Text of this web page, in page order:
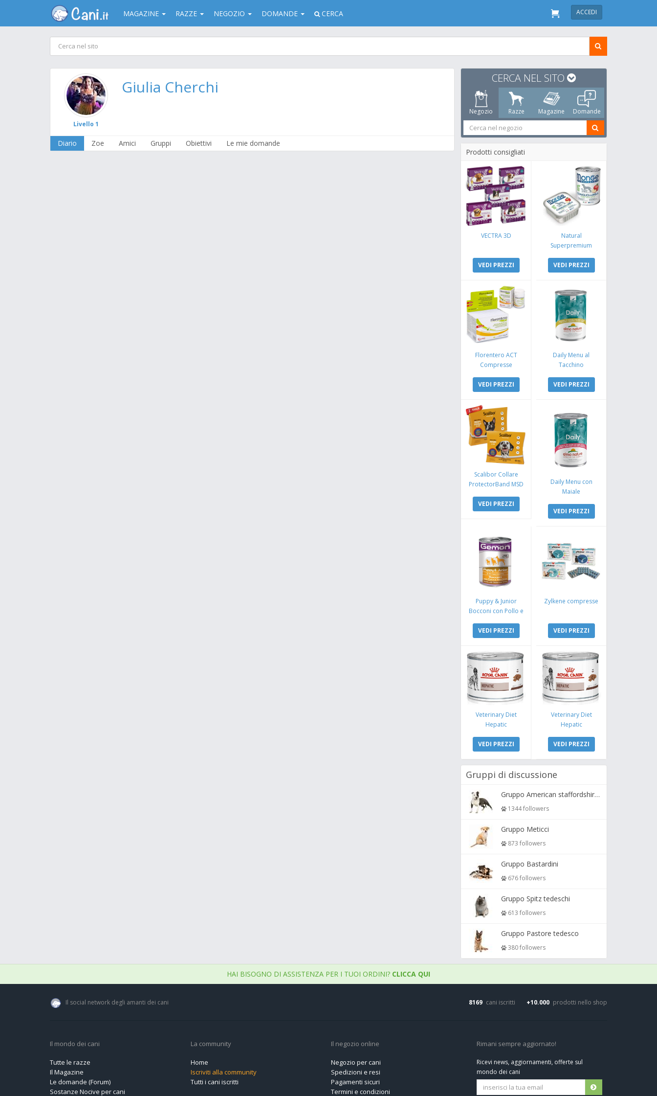
MAGAZINE RAZZE NEGOZIO DOMANDE CERCA ACCEDI
Livello 1
Giulia Cherchi
Diario Zoe Amici Gruppi Obiettivi Le mie domande
CERCA NEL SITO
Negozio Razze Magazine Domande
Prodotti consigliati
VECTRA 3D
VEDI PREZZI
Natural
Superpremium
Coniglio e Mela
VEDI PREZZI
Florentero ACT
Compresse
VEDI PREZZI
Daily Menu al
Tacchino
VEDI PREZZI
Scalibor Collare
ProtectorBand MSD
VEDI PREZZI
Daily Menu con
Maiale
VEDI PREZZI
Puppy & Junior
Bocconi con Pollo e
VEDI PREZZI
Zylkene compresse
VEDI PREZZI
Veterinary Diet
Hepatic
VEDI PREZZI
Veterinary Diet
Hepatic
VEDI PREZZI
Gruppi di discussione
Gruppo American staffordshire terrier ( amstaff, amastaff )
1344 followers
Gruppo Meticci
873 followers
Gruppo Bastardini
676 followers
Gruppo Spitz tedeschi
613 followers
Gruppo Pastore tedesco
380 followers
HAI BISOGNO DI ASSISTENZA PER I TUOI ORDINI? CLICCA QUI
Il social network degli amanti dei cani 8169 cani iscritti +10.000 prodotti nello shop
Il mondo dei cani
Tutte le razze
Il Magazine
Le domande (Forum)
Sostanze Nocive per cani
La community
Home
Iscriviti alla community
Tutti i cani iscritti
Il negozio online
Negozio per cani
Spedizioni e resi
Pagamenti sicuri
Termini e condizioni
Rimani sempre aggiornato!
Ricevi news, aggiornamenti, offerte sul
mondo dei cani